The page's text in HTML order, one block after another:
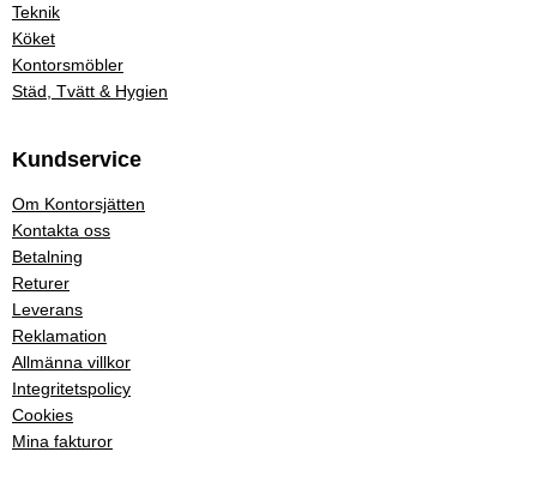
Teknik
Köket
Kontorsmöbler
Städ, Tvätt & Hygien
Kundservice
Om Kontorsjätten
Kontakta oss
Betalning
Returer
Leverans
Reklamation
Allmänna villkor
Integritetspolicy
Cookies
Mina fakturor